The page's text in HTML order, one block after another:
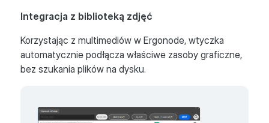
Integracja z biblioteką zdjęć
Korzystając z multimediów w Ergonode, wtyczka
automatycznie podłącza właściwe zasoby graficzne,
bez szukania plików na dysku.